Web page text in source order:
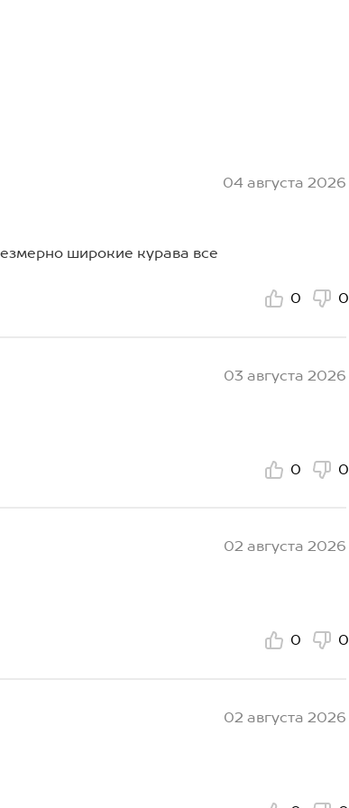
04 августа 2026
широкие курава все
0 0
03 августа 2026
0 0
02 августа 2026
0 0
02 августа 2026